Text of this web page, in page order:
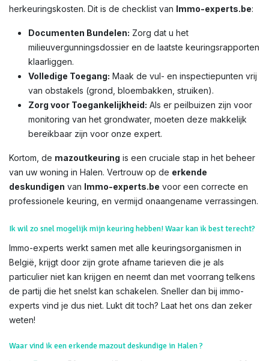
herkeuringskosten. Dit is de checklist van Immo-experts.be:
Documenten Bundelen: Zorg dat u het
milieuvergunningsdossier en de laatste keuringsrapporten
klaarliggen.
Volledige Toegang: Maak de vul- en inspectiepunten vrij
van obstakels (grond, bloembakken, struiken).
Zorg voor Toegankelijkheid: Als er peilbuizen zijn voor
monitoring van het grondwater, moeten deze makkelijk
bereikbaar zijn voor onze expert.
Kortom, de mazoutkeuring is een cruciale stap in het beheer
van uw woning in Halen. Vertrouw op de erkende
deskundigen van Immo-experts.be voor een correcte en
professionele keuring, en vermijd onaangename verrassingen.
Ik wil zo snel mogelijk mijn keuring hebben! Waar kan ik best terecht?
Immo-experts werkt samen met alle keuringsorganismen in
België, krijgt door zijn grote afname tarieven die je als
particulier niet kan krijgen en neemt dan met voorrang telkens
de partij die het snelst kan schakelen. Sneller dan bij immo-
experts vind je dus niet. Lukt dit toch? Laat het ons dan zeker
weten!
Waar vind ik een erkende mazout deskundige in Halen ?